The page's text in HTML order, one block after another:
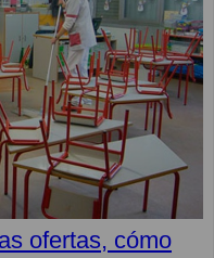
ofertas, cómo